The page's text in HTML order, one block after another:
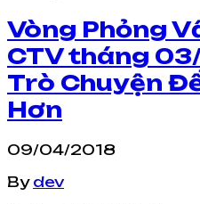
Vòng Phỏng
CTV tháng
Trò Chuyện
Hơn
09/04/2018
By dev